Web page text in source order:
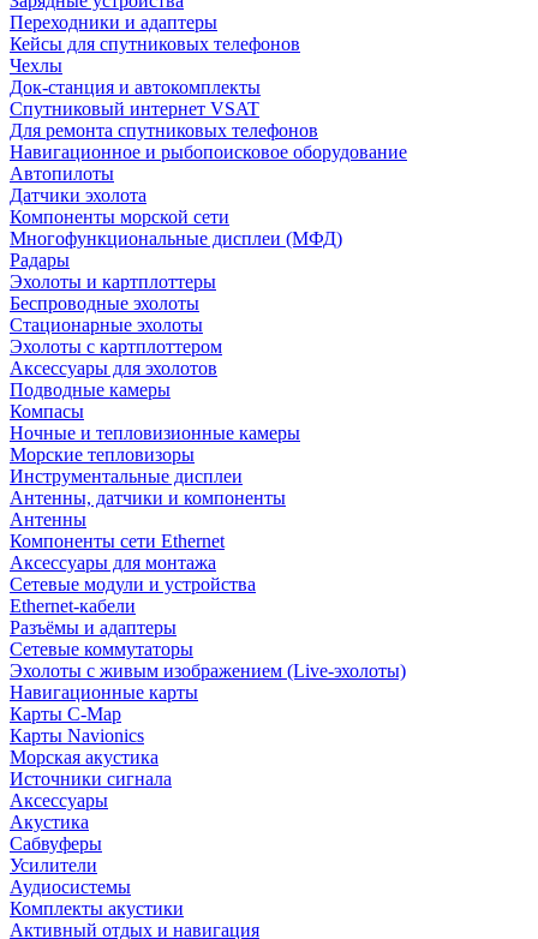
Переходники и адаптеры
Кейсы для спутниковых телефонов
Чехлы
Док-станция и автокомплекты
Спутниковый интернет VSAT
Для ремонта спутниковых телефонов
Навигационное и рыбопоисковое оборудование
Автопилоты
Датчики эхолота
Компоненты морской сети
Многофункциональные дисплеи (МФД)
Радары
Эхолоты и картплоттеры
Беспроводные эхолоты
Стационарные эхолоты
Эхолоты с картплоттером
Аксессуары для эхолотов
Подводные камеры
Компасы
Ночные и тепловизионные камеры
Морские тепловизоры
Инструментальные дисплеи
Антенны, датчики и компоненты
Антенны
Компоненты сети Ethernet
Аксессуары для монтажа
Сетевые модули и устройства
Ethernet-кабели
Разъёмы и адаптеры
Сетевые коммутаторы
Эхолоты с живым изображением (Live-эхолоты)
Навигационные карты
Карты C-Map
Карты Navionics
Морская акустика
Источники сигнала
Аксессуары
Акустика
Сабвуферы
Усилители
Аудиосистемы
Комплекты акустики
Активный отдых и навигация